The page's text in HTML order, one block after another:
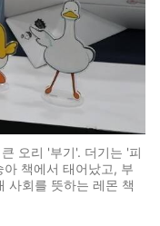
오리 '부기'. 더기는 '피
책에서 태어났고, 부
사회를 뜻하는 레몬 책